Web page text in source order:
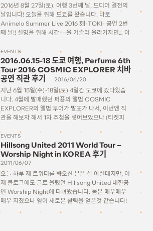
2016년 8월 27일(토). 여행 3번째 날, 드디어 결전의
날입니다! 오늘을 위해 도쿄를 왔습니다. 바로
Animelo Summer Live 2016 刻-TOKI- 공연 2번
째 날!! 설명을 위해 시간––을 거슬러 올라가자면… 아
‘아니사마(アニサマ)’. 2005년에 처음 시작해 매 해
여름마다 개최되어왔고, 올해 […]
EVENTS
2016.06.15-18 도쿄 여행, Perfume 6th
Tour 2016 COSMIC EXPLORER 치바
공연 직관 후기
2016/06/20
지난 6월 15일(수)~18일(토) 4일간 도쿄에 갔다왔습
니다. 4월에 발매했던 퍼퓸의 앨범 COSMIC
EXPLORER의 앨범 투어가 발표가 나서, 이번엔 직
관을 해보자 해서 1차 추첨을 넣어보았으나 (티켓피
손에서 별도의 선행추첨 안내 메일이 와서 잽싸게 희
망하는 공연 […]
EVENTS
Hillsong United 2011 World Tour –
Worship Night in KOREA 후기
2011/06/07
오늘 하루 제 트위터를 봐오신 분은 잘 아실테지만, 어
제 블로그에도 글로 올렸던 Hillsong United 내한공
연 Worship Night에 다녀왔습니다. 몸은 매우매우
매우 지쳤으나 영이 새로운 활력을 얻은것 같습니다!
Hillsong United에 대한 개인적인 생각.. 그리고 이